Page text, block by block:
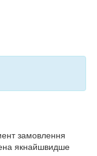
замовлення
якнайшвидше